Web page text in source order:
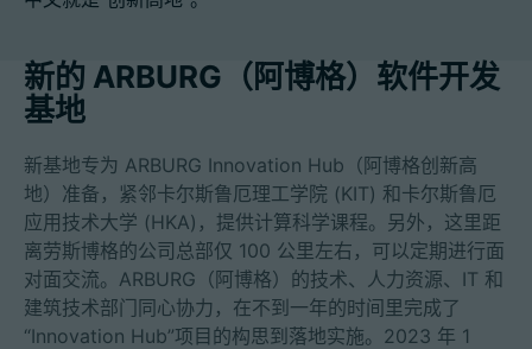
招聘信息
技术参数
登录
合作伙伴门户网站
客户门户登陆
新的 ARBURG（阿博格）软件开发
基地
新基地专为 ARBURG Innovation Hub（阿博格创新高
地）准备，紧邻卡尔斯鲁厄理工学院 (KIT) 和卡尔斯鲁厄
应用技术大学 (HKA)，提供计算科学课程。另外，这里距
离劳斯博格的公司总部仅 100 公里左右，可以定期进行面
对面交流。ARBURG（阿博格）的技术、人力资源、IT 和
建筑技术部门同心协力，在不到一年的时间里完成了
“Innovation Hub”项目的构思到落地实施。2023 年 1